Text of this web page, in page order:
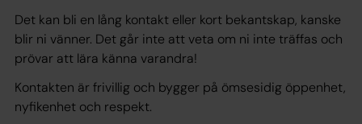
Det kan bli en lång kontakt eller kort bekantskap, kanske
blir ni vänner. Det går inte att veta om ni inte träffas och
prövar att lära känna varandra!
Kontakten är frivillig och bygger på ömsesidig öppenhet,
nyfikenhet och respekt.